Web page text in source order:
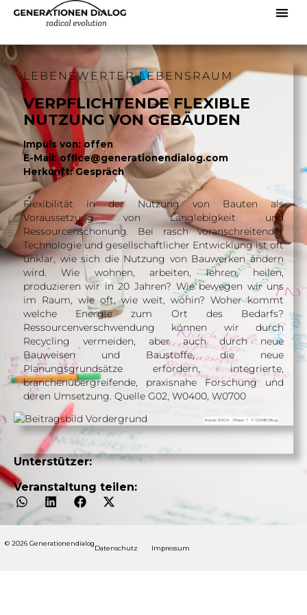
Impuls 3.004 Phase 1 © DGNB Blog
LEBENSWERTER LEBENSRAUM
VERPFLICHTENDE FLEXIBLE
NUTZUNG VON GEBÄUDEN
Impuls von: offen
E-Mail: office@generationendialog.com
Herkunft: Gespräch
Flexibilität in der Nutzung von Bauten als
Voraussetzung von Langlebigkeit und
Ressourcenschonung. Bei rasch voranschreitender
Technologie und gesellschaftlicher Entwicklung ist oft
unklar, wie sich die Nutzung von Bauwerken ändern
wird. Wie wohnen, arbeiten, lehren, heilen,
produzieren wir in 20 Jahren? Wie bewegen wir uns
im Raum, wie oft, wie weit, wohin? Woher kommt
welche Energie zum Ort des Bedarfs?
Ressourcenverschwendung können wir durch
Recycling vermeiden, aber auch durch neue
Bauweisen und Baustoffe, die neue
Planungsgrundsätze erfordern, integrierte,
branchenübergreifende, praxisnahe Forschung und
deren Umsetzung. Quelle G02, W0400, W0700
Unterstützer:
Veranstaltung teilen:
© 2026 Generationendialog
Datenschutz Impressum